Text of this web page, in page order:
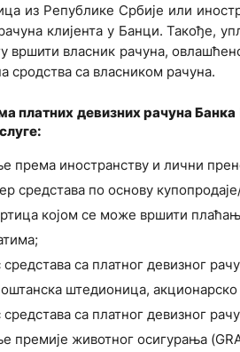
из Републике Србије или
клијента у Банци. Такође,
вршити власник рачуна,
сродства са власником рачуна.
платних девизних рачуна
према иностранству и лични
средстава по основу
којом се може вршити
са платног девизног
штедионица,
са платног девизног
премије животног осигурања